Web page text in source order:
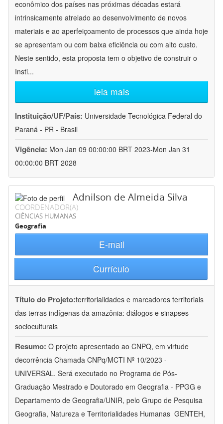
econômico dos países nas próximas décadas estará
intrinsicamente atrelado ao desenvolvimento de novos
materiais e ao aperfeiçoamento de processos que ainda hoje
se apresentam ou com baixa eficiência ou com alto custo.
Neste sentido, esta proposta tem o objetivo de construir o
Insti...
leia mais
Instituição/UF/País: Universidade Tecnológica Federal do
Paraná - PR - Brasil
Vigência: Mon Jan 09 00:00:00 BRT 2023-Mon Jan 31
00:00:00 BRT 2028
Adnilson de Almeida Silva
COORDENADOR(A)
CIÊNCIAS HUMANAS
Geografia
E-mail
Currículo
Título do Projeto:territorialidades e marcadores territoriais
das terras indígenas da amazônia: diálogos e sinapses
socioculturais
Resumo: O projeto apresentado ao CNPQ, em virtude
decorrência Chamada CNPq/MCTI Nº 10/2023 -
UNIVERSAL. Será executado no Programa de Pós-
Graduação Mestrado e Doutorado em Geografia - PPGG e
Departamento de Geografia/UNIR, pelo Grupo de Pesquisa
Geografia, Natureza e Territorialidades Humanas  GENTEH,